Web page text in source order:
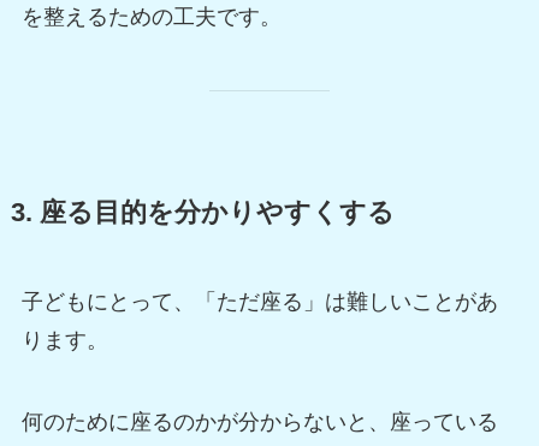
を整えるための工夫です。
3. 座る目的を分かりやすくする
子どもにとって、「ただ座る」は難しいことがあ
ります。
何のために座るのかが分からないと、座っている